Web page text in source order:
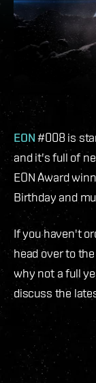
EON#008 is
and it's full of
EON Award
Birthday and
If you haven't
head over to the
why not a full
discuss the